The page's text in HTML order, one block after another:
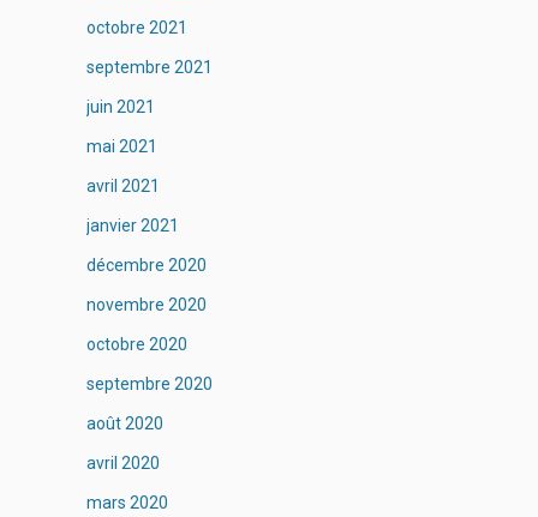
octobre 2021
septembre 2021
juin 2021
mai 2021
avril 2021
janvier 2021
décembre 2020
novembre 2020
octobre 2020
septembre 2020
août 2020
avril 2020
mars 2020